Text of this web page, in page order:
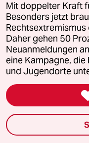
Und 70%
der
bzgl einer
Agrar-,
Frau
empfohlen,
abzuwählen.
Das ist
Gutsherren/
Mit doppelter Kraft
Besonders jetzt
Rechtsextremismus
Daher gehen 50
Neuanmeldungen
eine Kampagne,
und Jugendorte